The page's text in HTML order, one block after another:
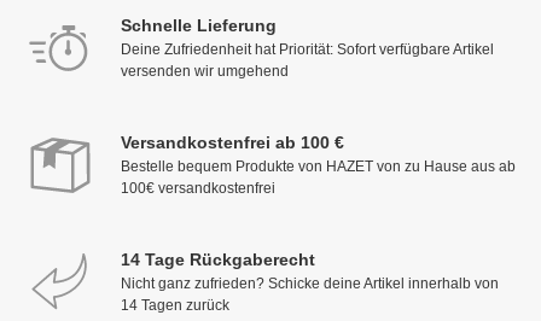
Schnelle Lieferung
Deine Zufriedenheit hat Priorität: Sofort verfügbare Artikel
versenden wir umgehend
Versandkostenfrei ab 100 €
Bestelle bequem Produkte von HAZET von zu Hause aus ab
100€ versandkostenfrei
14 Tage Rückgaberecht
Nicht ganz zufrieden? Schicke deine Artikel innerhalb von
14 Tagen zurück